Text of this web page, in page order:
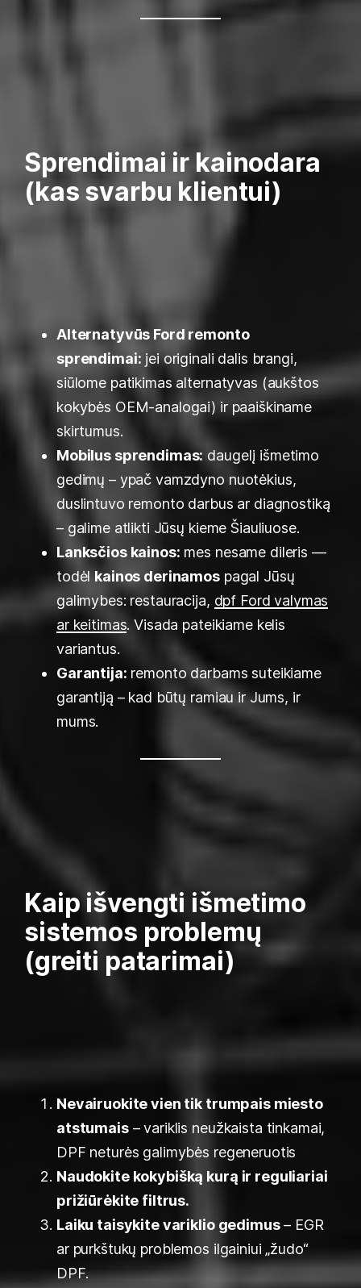
Sprendimai ir kainodara
(kas svarbu klientui)
Alternatyvūs Ford remonto
sprendimai: jei originali dalis brangi,
siūlome patikimas alternatyvas (aukštos
kokybės OEM-analogai) ir paaiškiname
skirtumus.
Mobilus sprendimas: daugelį išmetimo
gedimų – ypač vamzdyno nuotėkius,
duslintuvo remonto darbus ar diagnostiką
– galime atlikti Jūsų kieme Šiauliuose.
Lanksčios kainos: mes nesame dileris —
todėl kainos derinamospagal Jūsų
galimybes: restauracija, dpf Ford valymas
ar keitimas. Visada pateikiame kelis
variantus.
Garantija: remonto darbams suteikiame
garantiją – kad būtų ramiau ir Jums, ir
mums.
Kaip išvengti išmetimo
sistemos problemų
(greiti patarimai)
Nevairuokite vien tik trumpais miesto
atstumais– variklis neužkaista tinkamai,
DPF neturės galimybės regeneruotis
Naudokite kokybišką kurą ir reguliariai
prižiūrėkite filtrus.
Laiku taisykite variklio gedimus– EGR
ar purkštukų problemos ilgainiui „žudo“
DPF.